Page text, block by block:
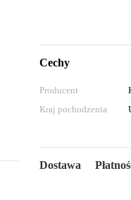
Cechy
Producent
Kraj pochodzenia
Dostawa